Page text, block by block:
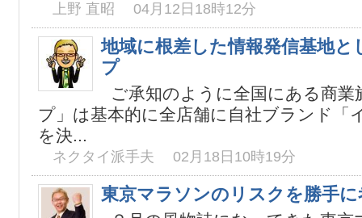
上野 直昭 04月12日18時12分
地域に根差した情報発信基地と
プ
ご承知のように全国にある商業
プ」は基本的に全店舗に自社ブランド「
を決...
ネクタイ派手夫 02月18日10時19分
東京マラソンのリスクを勝手